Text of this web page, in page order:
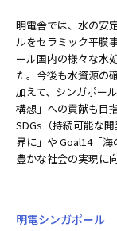
明電舎では、水の安
ルをセラミック平膜
ール国内の様々な水
た。今後も水資源の
加えて、シンガポー
構想」への貢献も目
SDGs（持続可能な
界に」や Goal14「
豊かな社会の実現に
明電シンガポール